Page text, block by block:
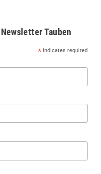
Tauben
* indicates required